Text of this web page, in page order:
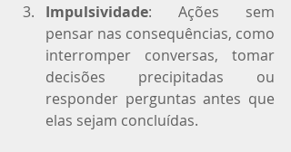
Impulsividade: Ações sem
pensar nas consequências, como
interromper conversas, tomar
decisões precipitadas ou
responder perguntas antes que
elas sejam concluídas.